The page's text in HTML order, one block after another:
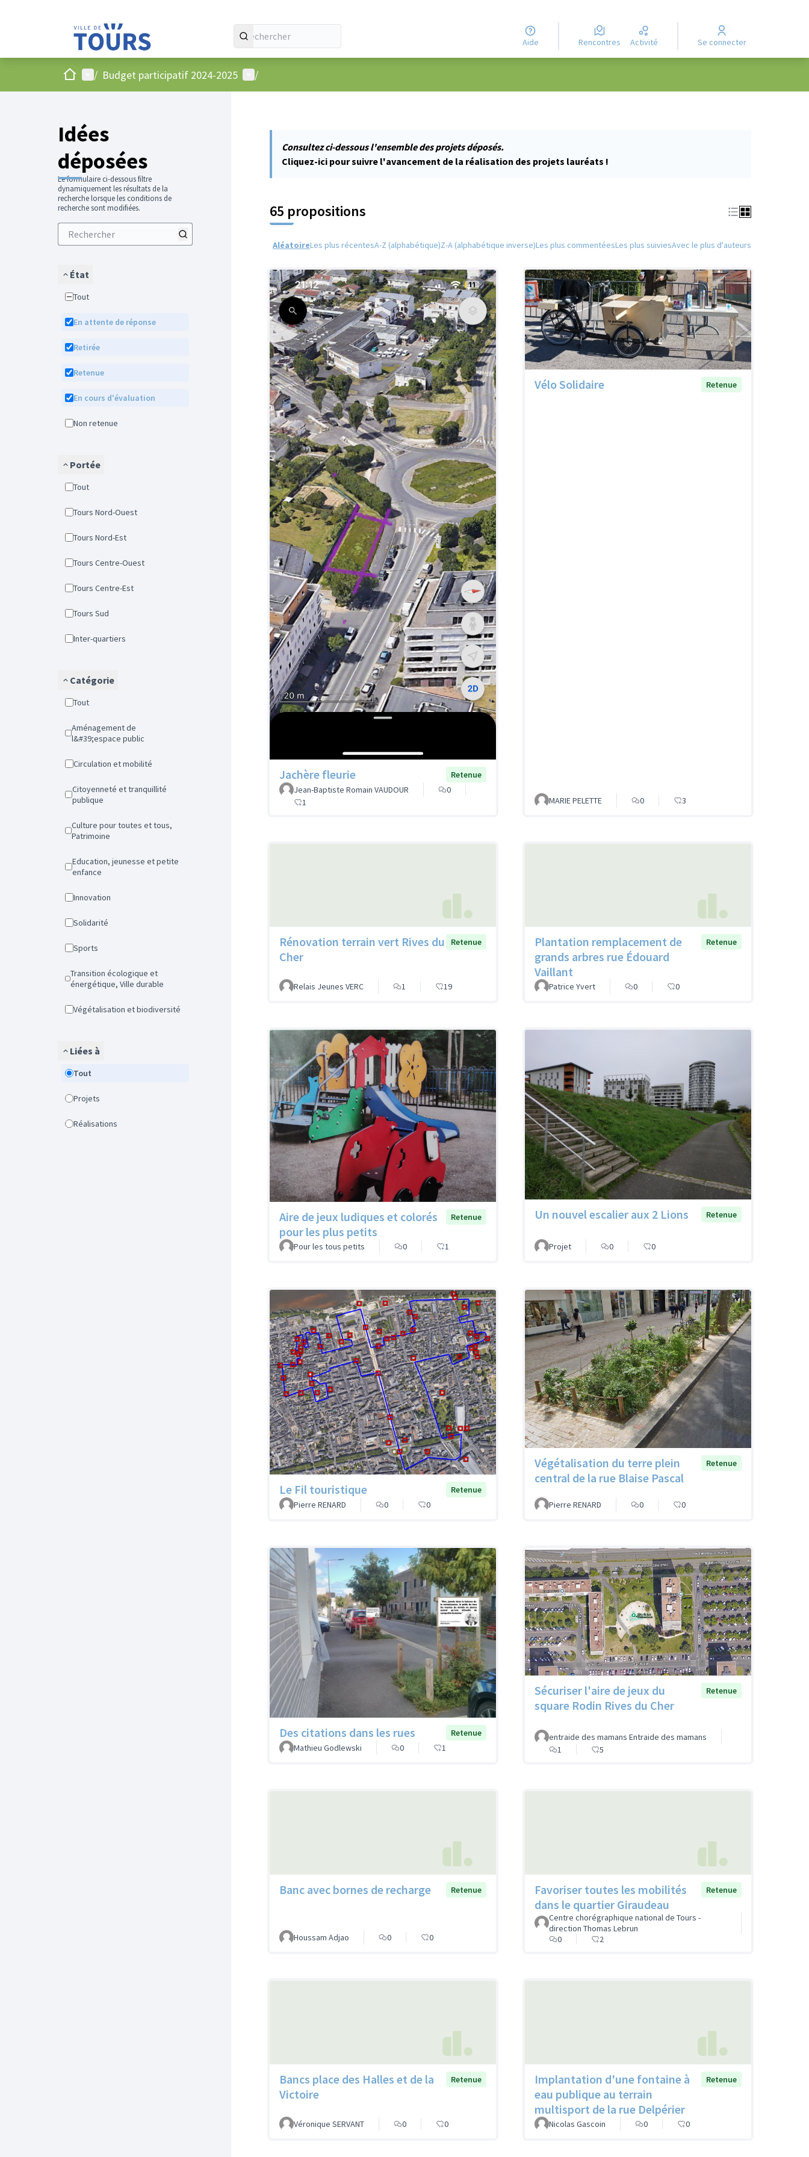
Aide Rencontres Activité Se connecter
AccueilMenu principal
/ Budget participatif 2024-2025 Menu utilisateur
/
Idées
déposées
Le formulaire ci-dessous filtre
dynamiquement les résultats de la
recherche lorsque les conditions de
recherche sont modifiées.
État
Tout
En attente de réponse
Retirée
Retenue
En cours d'évaluation
Non retenue
Portée
Tout
Tours Nord-Ouest
Tours Nord-Est
Tours Centre-Ouest
Tours Centre-Est
Tours Sud
Inter-quartiers
Catégorie
Tout
Aménagement de
l&#39;espace public
Circulation et mobilité
Citoyenneté et tranquillité
publique
Culture pour toutes et tous,
Patrimoine
Education, jeunesse et petite
enfance
Innovation
Solidarité
Sports
Transition écologique et
énergétique, Ville durable
Végétalisation et biodiversité
Liées à
Tout
Projets
Réalisations
Consultez ci-dessous l'ensemble des projets déposés.
Cliquez-ici pour suivre l'avancement de la réalisation des projets lauréats !
65 propositions
AléatoireLes plus récentesA-Z (alphabétique)Z-A (alphabétique inverse)Les plus commentéesLes plus suiviesAvec le plus d'auteurs
Jachère fleurie
Retenue
Jean-Baptiste Romain VAUDOUR
0
1
Vélo Solidaire Retenue
MARIE PELETTE 0 3
Rénovation terrain vert Rives du
Cher
Retenue
Relais Jeunes VERC 1 19
Plantation remplacement de
grands arbres rue Édouard
Vaillant
Retenue
Patrice Yvert 0 0
Aire de jeux ludiques et colorés
pour les plus petits
Retenue
Pour les tous petits 0 1
Un nouvel escalier aux 2 Lions Retenue
Projet 0 0
Le Fil touristique
Retenue
Pierre RENARD
0 0
Végétalisation du terre plein
central de la rue Blaise Pascal
Retenue
Pierre RENARD 0 0
Des citations dans les rues
Retenue
Mathieu Godlewski
0 1
Sécuriser l'aire de jeux du
square Rodin Rives du Cher
Retenue
entraide des mamans Entraide des mamans
1
5
Banc avec bornes de recharge Retenue
Houssam Adjao 0 0
Favoriser toutes les mobilités
dans le quartier Giraudeau
Retenue
Centre chorégraphique national de Tours -
direction Thomas Lebrun
0
2
Bancs place des Halles et de la
Victoire
Retenue
Véronique SERVANT 0 0
Implantation d'une fontaine à
eau publique au terrain
multisport de la rue Delpérier
Retenue
Nicolas Gascoin 0 0